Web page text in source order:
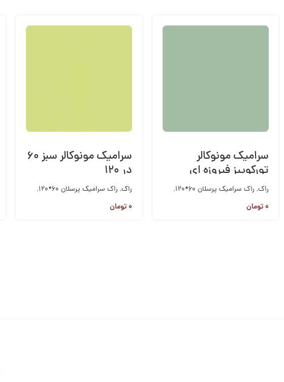
سرامیک مونوکالر
تورکوییز فیروزه ای
۶۰*۱۲۰
راک, راک سرامیک پرسلان 60*120
,
کاشی و سرامیک
۰تومان
سرامیک مونوکالر سبز ۶۰
در ۱۲۰
راک, راک سرامیک پرسلان 60*120
,
کاشی و سرامیک
۰تومان